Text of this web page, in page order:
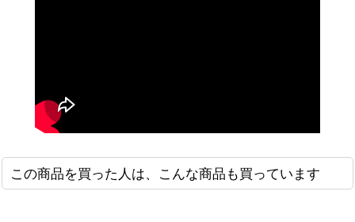
この商品を買った人は、こんな商品も買っています